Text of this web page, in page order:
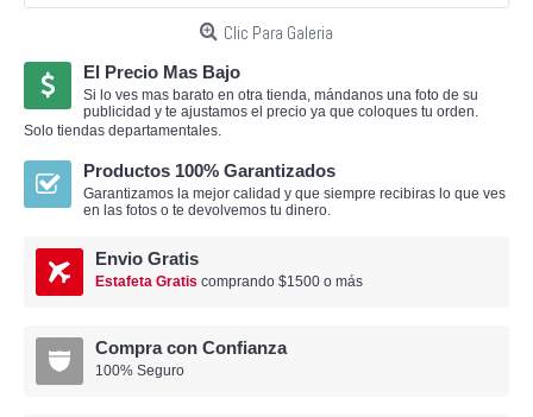
Clic Para Galeria
El Precio Mas Bajo
Si lo ves mas barato en otra tienda, mándanos una foto de su
publicidad y te ajustamos el precio ya que coloques tu orden.
Solo tiendas departamentales.
Productos 100% Garantizados
Garantizamos la mejor calidad y que siempre recibiras lo que ves
en las fotos o te devolvemos tu dinero.
Envio Gratis
Estafeta Gratis comprando $1500 o más
Compra con Confianza
100% Seguro